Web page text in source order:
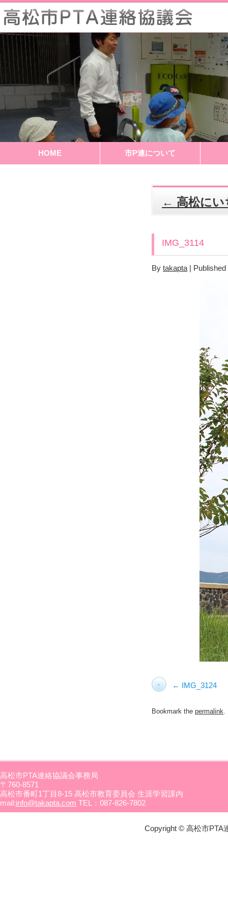
HOME 市P連について
← 高松に
IMG_3114
By takapta | Published
IMG_3124
Bookmark the permalink.
高松市PTA連絡協議会事務局
〒760-8571
高松市番町1丁目8-15 高松市教育委員会 生涯学習課内
mail:info@takapta.com TEL：087-826-7802
Copyright © 高松市PTA